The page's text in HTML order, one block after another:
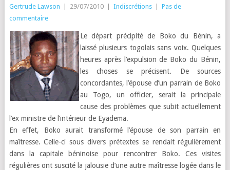
Gertrude Lawson 29/07/2010 Indiscrétions
Pas de
commentaire
Le départ précipité de Boko du Bénin, a
laissé plusieurs togolais sans voix. Quelques
heures après l’expulsion de Boko du Bénin,
les choses se précisent.
De sources
concordantes, l’épouse d’un parrain de Boko
au Togo, un officier, serait la principale
cause des problèmes que subit actuellement
l’ex ministre de l’intérieur de Eyadema.
En effet, Boko aurait transformé l’épouse de son parrain en
maîtresse. Celle-ci sous divers prétextes se rendait régulièrement
dans la capitale béninoise pour rencontrer Boko. Ces visites
régulières ont suscité la jalousie d’une autre maîtresse logée dans le